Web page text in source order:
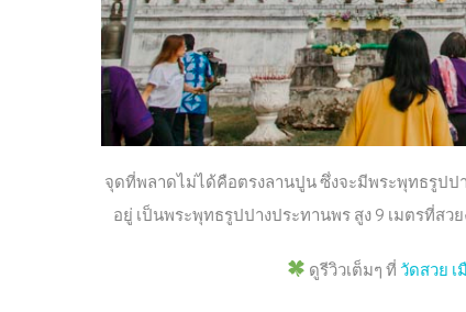
จุดที่พลาดไม่ได้คือตรงลานปูน ซึ่งจะมีพระพุทธรูปป
อยู่ เป็นพระพุทธรูปปางประทานพร สูง 9 เมตรที่สว
ดูรีวิวเต็มๆ ที่ วัดสวย